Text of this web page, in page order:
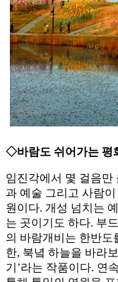
◇바람도 쉬어가는 평
임진각에서 몇 걸음만
과 예술 그리고 사람
원이다. 개성 넘치는
는 곳이기도 하다. 부
의 바람개비는 한반도
한, 북녘 하늘을 바라
기’라는 작품이다. 연